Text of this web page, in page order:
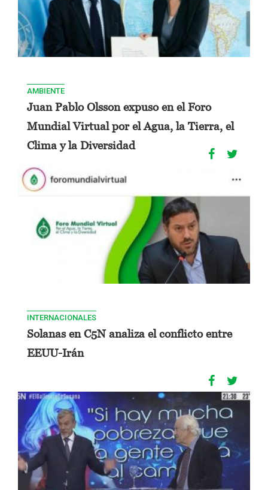
AMBIENTE
Juan Pablo Olsson expuso en el Foro
Mundial Virtual por el Agua, la Tierra, el
Clima y la Diversidad
INTERNACIONALES
Solanas en C5N analiza el conflicto entre
EEUU-Irán